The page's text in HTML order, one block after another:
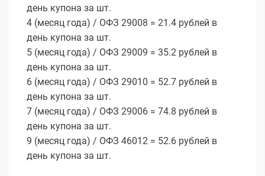
день купона за шт.
4 (месяц года) / ОФЗ 29008 = 21.4 рублей в
день купона за шт.
5 (месяц года) / ОФЗ 29009 = 35.2 рублей в
день купона за шт.
6 (месяц года) / ОФЗ 29010 = 52.7 рублей в
день купона за шт.
7 (месяц года) / ОФЗ 29006 = 74.8 рублей в
день купона за шт.
9 (месяц года) / ОФЗ 46012 = 52.6 рублей в
день купона за шт.